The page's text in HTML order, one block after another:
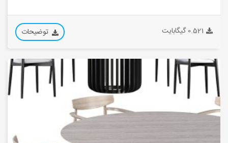
0.521 گیگابایت توضیحات